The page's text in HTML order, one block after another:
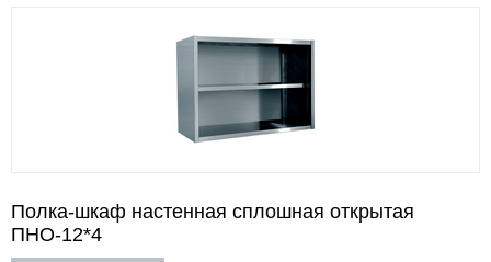
Полка-шкаф настенная сплошная открытая
ПНО-12*4